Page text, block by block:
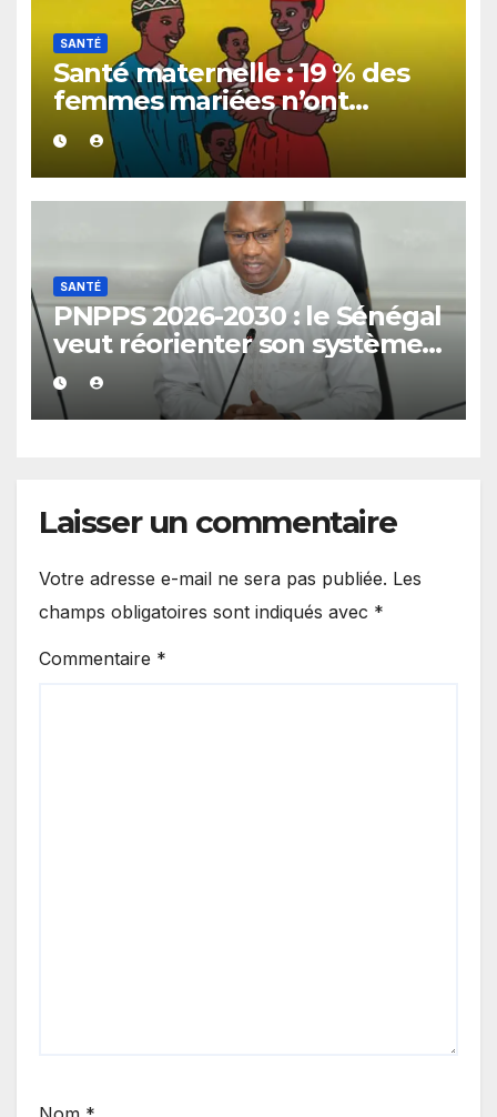
SANTÉ
Santé maternelle : 19 % des
femmes mariées n’ont
toujours pas accès à une
planification familiale
adaptée
SANTÉ
PNPPS 2026-2030 : le Sénégal
veut réorienter son système
de santé du curatif vers la
prévention
Laisser un commentaire
Votre adresse e-mail ne sera pas publiée. Les
champs obligatoires sont indiqués avec *
Commentaire *